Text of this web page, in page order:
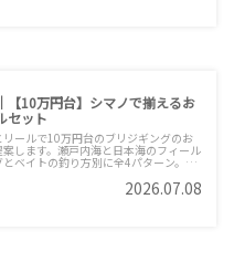
【10万円台】シマノで揃えるお
セット
ールで10万円台のブリジギングのお
します。瀬戸内海と日本海のフィール
とベイトの釣り方別に全4パターン。オ
構成です。 2026.07.08